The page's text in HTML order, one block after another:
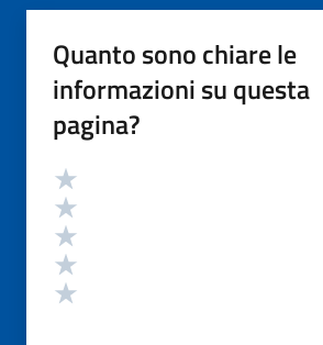
Quanto sono chiare le
informazioni su questa
pagina?
Valutazione